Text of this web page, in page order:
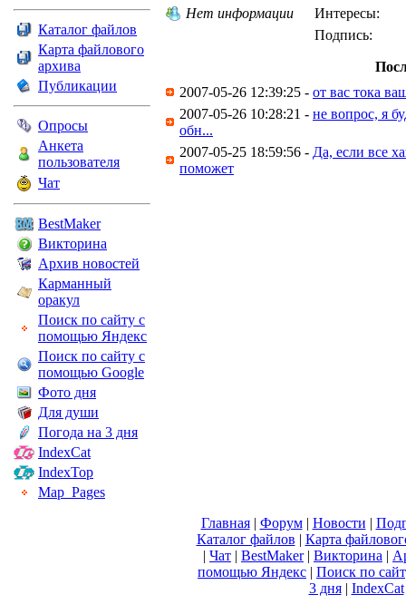
Каталог файлов
Карта файлового
архива
Публикации
Опросы
Анкета
пользователя
Чат
BestMaker
Викторина
Архив новостей
Карманный
оракул
Поиск по сайту с
помощью Яндекс
Поиск по сайту с
помощью Google
Фото дня
Для души
Погода на 3 дня
IndexCat
IndexTop
Map_Pages
Интересы:
Подпись:
Нет информации
2007-05-26 12:39:25 - от вас тока
2007-05-26 10:28:21 - не вопрос, я
обн...
2007-05-25 18:59:56 - Да, если все
поможет
Главная| Форум| Новости |
Каталог файлов | Карта
| Чат | BestMaker| Викторина |
помощью Яндекс | Поиск по
3 дня| IndexCat